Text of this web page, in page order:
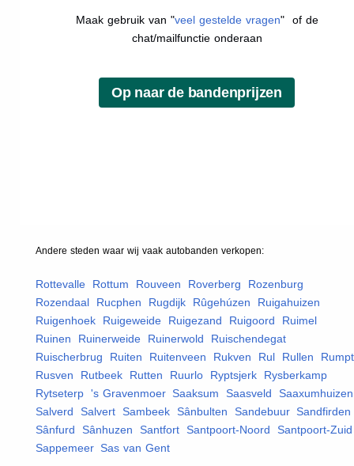
Maak gebruik van "veel gestelde vragen" of de
chat/mailfunctie onderaan
Andere steden waar wij vaak autobanden verkopen:
Rottevalle Rottum Rouveen Roverberg Rozenburg
Rozendaal
Rucphen Rugdijk Rûgehúzen Ruigahuizen
Ruigenhoek
Ruigeweide Ruigezand Ruigoord Ruimel
Ruinen
Ruinerweide Ruinerwold Ruischendegat
Ruischerbrug
Ruiten Ruitenveen Rukven Rul Rullen
Rumpt
Rusven
Rutbeek Rutten Ruurlo Ryptsjerk Rysberkamp
Rytseterp 's Gravenmoer, Saaksum Saasveld Saaxumhuizen
Salverd
Salvert Sambeek Sânbulten Sandebuur, Sandfirden
Sânfurd
Sânhuzen Santfort Santpoort-Noord Santpoort-Zuid
Sappemeer, Sas van Gent